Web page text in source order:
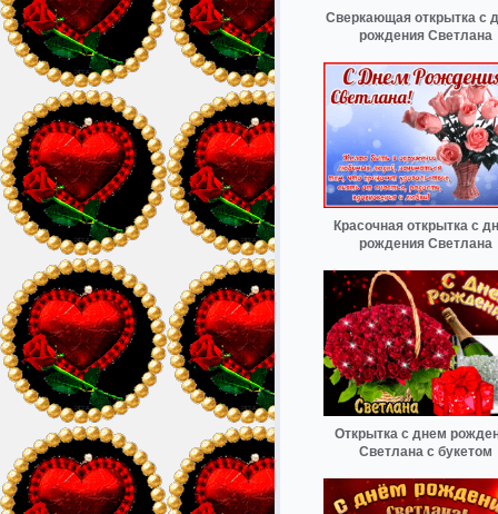
Сверкающая открытка с
рождения Светлана
Красочная открытка с
рождения Светлана
Открытка с днем
Светлана с букетом